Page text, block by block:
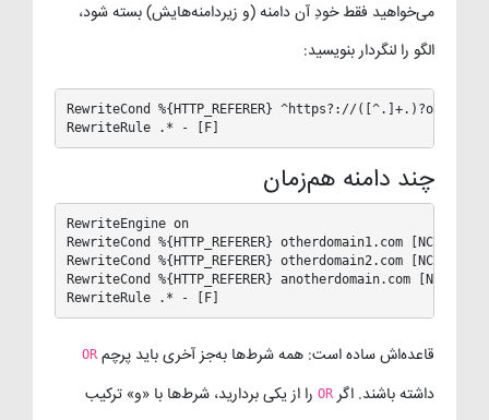
می‌خواهید فقط خودِ آن دامنه (و زیردامنه‌هایش) بسته شود،
الگو را لنگردار بنویسید:
RewriteCond %{HTTP_REFERER} ^https?://
RewriteRule .* - [F]
چند دامنه هم‌زمان
RewriteEngine on
RewriteCond %{HTTP_REFERER} otherdomain1.com [NC,OR]
RewriteCond %{HTTP_REFERER} otherdomain2.com [NC,OR]
RewriteCond %{HTTP_REFERER} anotherdomain.com [NC]
RewriteRule .* - [F]
قاعده‌اش ساده است: همه شرط‌ها به‌جز آخری باید پرچم OR
داشته باشند. اگر OR را از یکی بردارید، شرط‌ها با «و» ترکیب